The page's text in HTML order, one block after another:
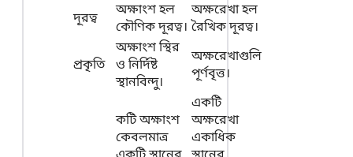
দূরত্ব
অক্ষাংশ হল
কৌণিক দূরত্ব।
অক্ষরেখা হল
রৈখিক দূরত্ব।
প্রকৃতি
অক্ষাংশ স্থির
ও নির্দিষ্ট
স্থানবিন্দু।
অক্ষরেখাগুলি
পূর্ণবৃত্ত।
কটি অক্ষাংশ
কেবলমাত্র
একটি
অক্ষরেখা
একাধিক